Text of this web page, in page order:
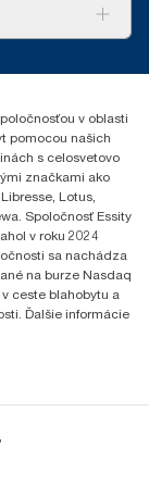
v oblasti
pomocou našich
s celosvetovo
značkami ako
Lotus,
Spoločnosť Essity
v roku 2024
sa nachádza
na burze Nasdaq
ceste blahobytu a
Ďalšie informácie